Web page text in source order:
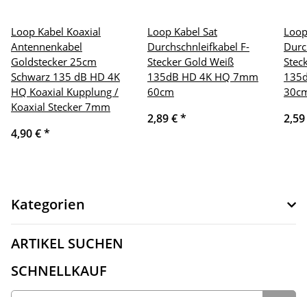
Loop Kabel Koaxial
Antennenkabel
Goldstecker 25cm
Schwarz 135 dB HD 4K
HQ Koaxial Kupplung /
Koaxial Stecker 7mm
4,90 €*
Loop Kabel Sat
Durchschnleifkabel F-
Stecker Gold Weiß
135dB HD 4K HQ 7mm
60cm
2,89 €*
Kategorien
ARTIKEL SUCHEN
SCHNELLKAUF